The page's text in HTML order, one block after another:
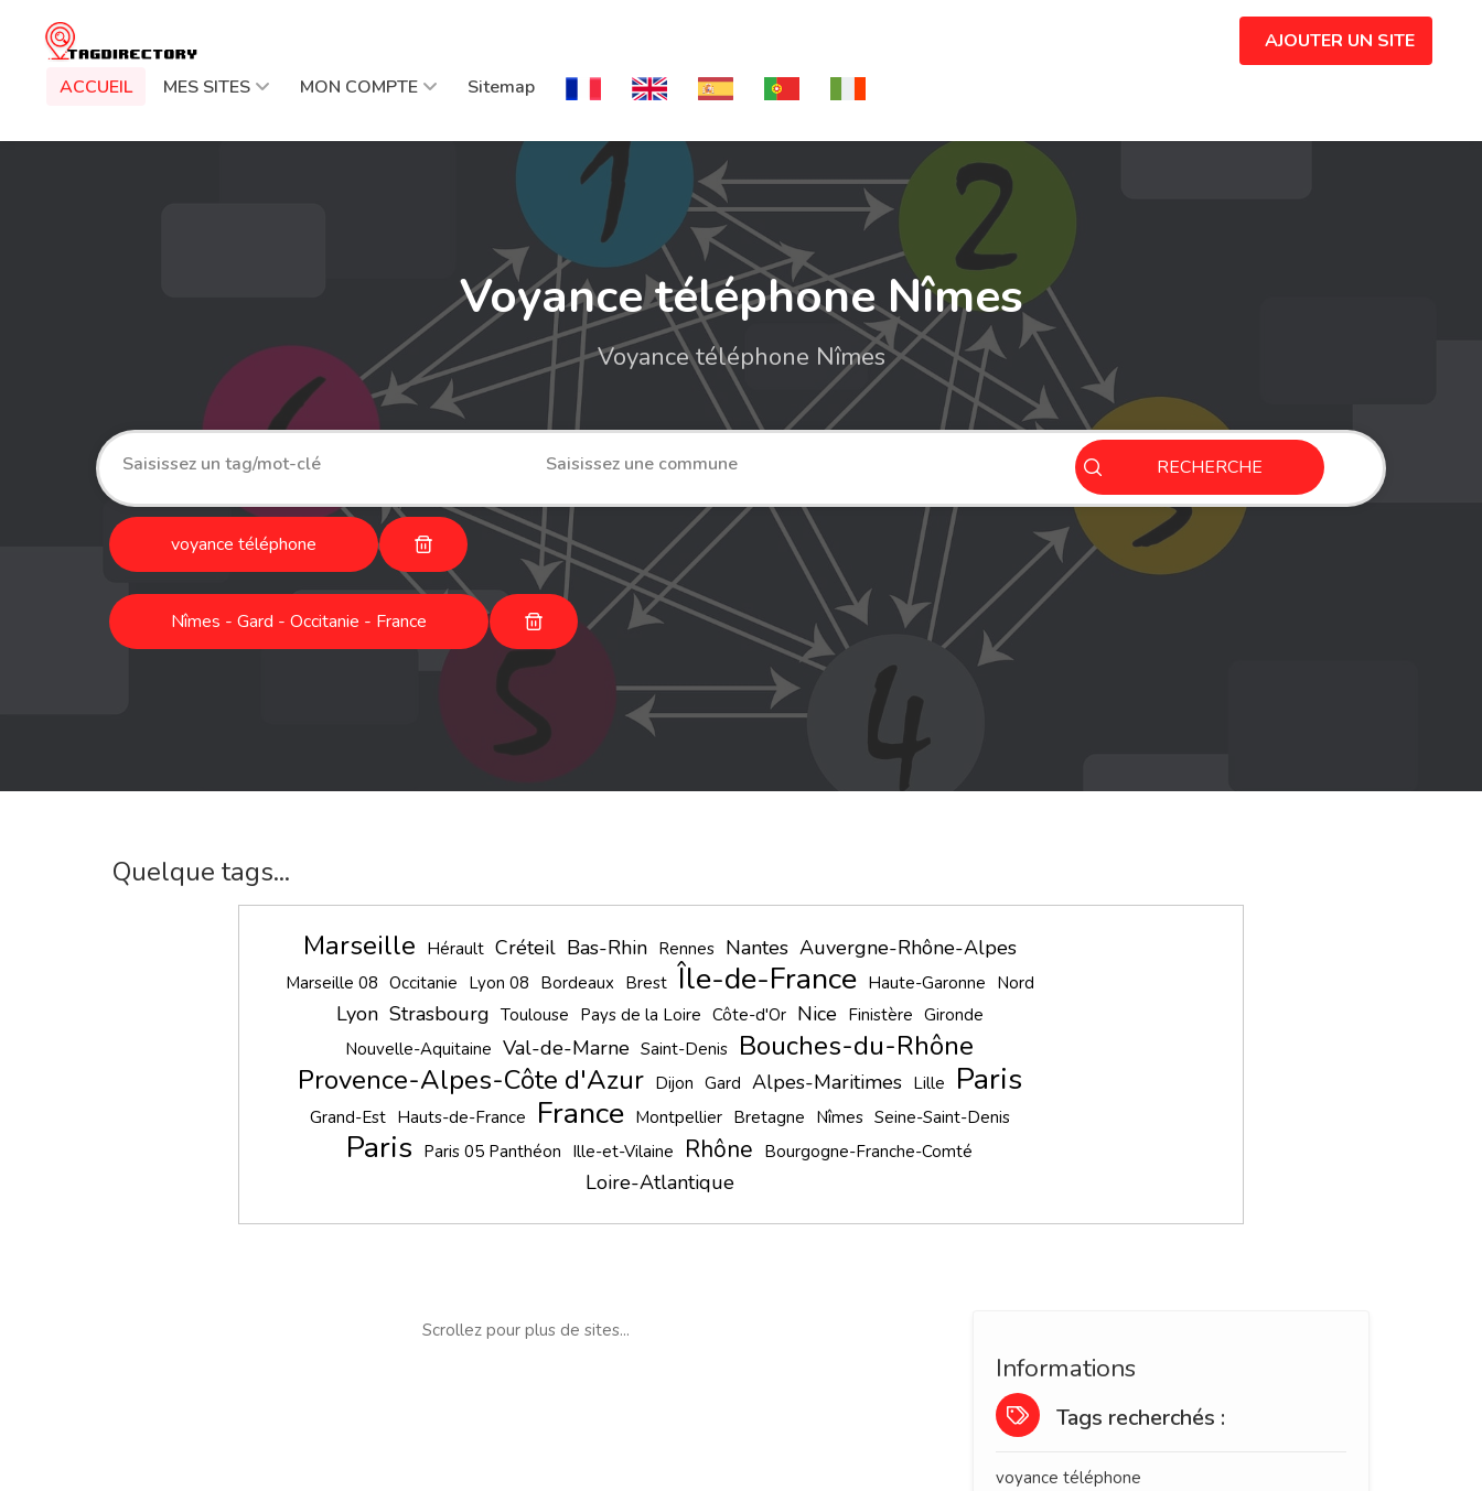
ACCUEIL MES SITES MON COMPTE Sitemap
AJOUTER UN SITE
Voyance téléphone Nîmes
Voyance téléphone Nîmes
RECHERCHE
voyance téléphone
Nîmes - Gard - Occitanie - France
Quelque tags...
Marseille Hérault Créteil Bas-Rhin Rennes Nantes Auvergne-Rhône-Alpes
Marseille 08 Occitanie Lyon 08 Bordeaux Brest Île-de-France Haute-Garonne Nord
Lyon Strasbourg Toulouse Pays de la Loire Côte-d'Or Nice Finistère Gironde
Nouvelle-Aquitaine Val-de-Marne Saint-Denis Bouches-du-Rhône
Provence-Alpes-Côte d'Azur Dijon Gard Alpes-Maritimes Lille Paris
Grand-Est Hauts-de-France France Montpellier Bretagne Nîmes Seine-Saint-Denis
Paris Paris 05 Panthéon Ille-et-Vilaine Rhône Bourgogne-Franche-Comté
Loire-Atlantique
Scrollez pour plus de sites...
Informations
Tags recherchés :
voyance téléphone